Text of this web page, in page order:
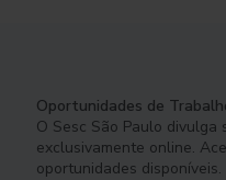
Oportunidades de
O Sesc São Paulo divulga
exclusivamente online.
oportunidades disponíveis.